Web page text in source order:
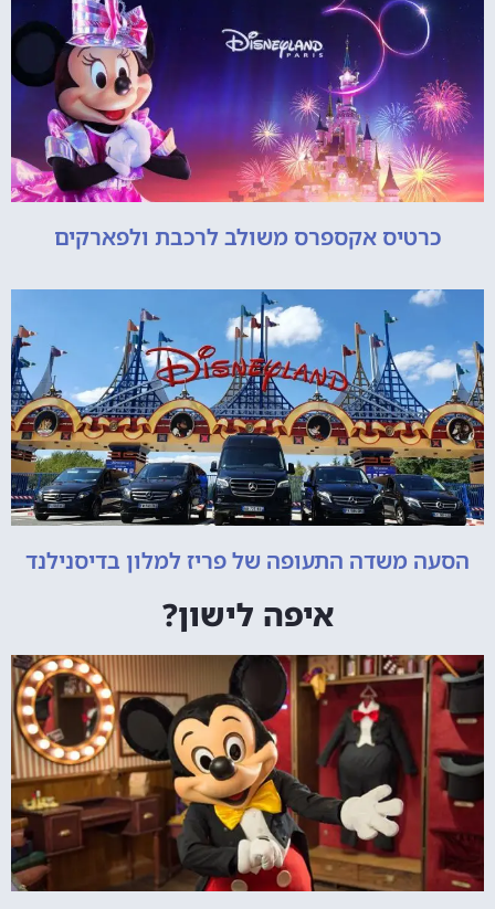
כרטיס אקספרס משולב לרכבת ולפארקים
הסעה משדה התעופה של פריז למלון בדיסנילנד
איפה לישון?